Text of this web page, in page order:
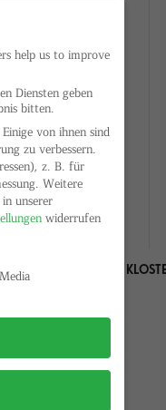
© HELGA MARIA
help us to improve
Diensten geben
bitten.
von ihnen sind
zu verbessern.
z. B. für
Weitere
unserer
widerrufen